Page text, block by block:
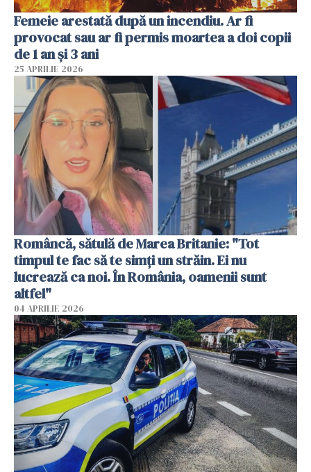
Femeie arestată după un incendiu. Ar fi
provocat sau ar fi permis moartea a doi copii
de 1 an și 3 ani
25 APRILIE 2026
Româncă, sătulă de Marea Britanie: "Tot
timpul te fac să te simți un străin. Ei nu
lucrează ca noi. În România, oamenii sunt
altfel"
04 APRILIE 2026